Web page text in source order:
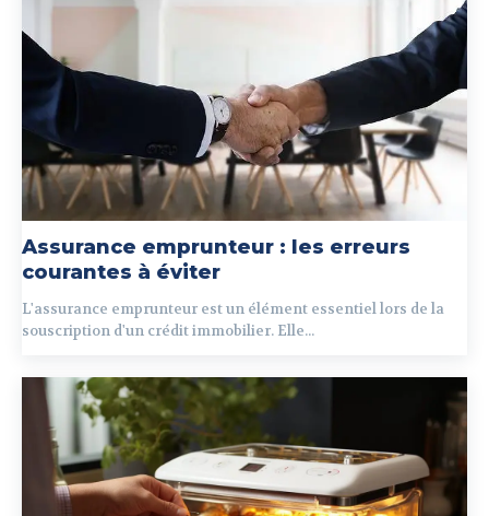
Assurance emprunteur : les erreurs
courantes à éviter
L'assurance emprunteur est un élément essentiel lors de la
souscription d'un crédit immobilier. Elle...